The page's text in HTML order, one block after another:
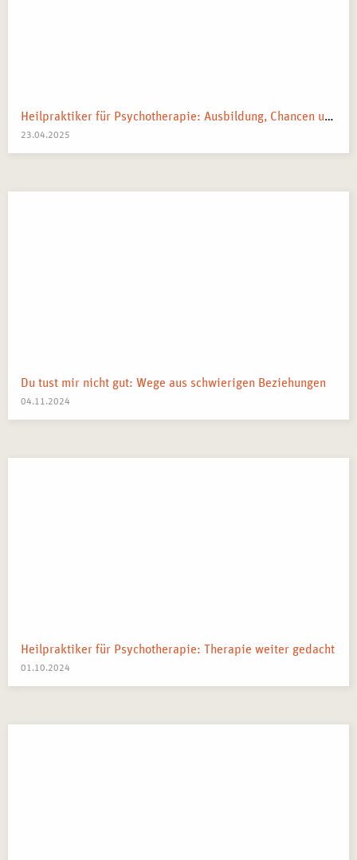
Heilpraktiker für Psychotherapie: Ausbildung, Chancen und dein Weg zum Traumberuf
23.04.2025
Du tust mir nicht gut: Wege aus schwierigen Beziehungen
04.11.2024
Heilpraktiker für Psychotherapie: Therapie weiter gedacht
01.10.2024